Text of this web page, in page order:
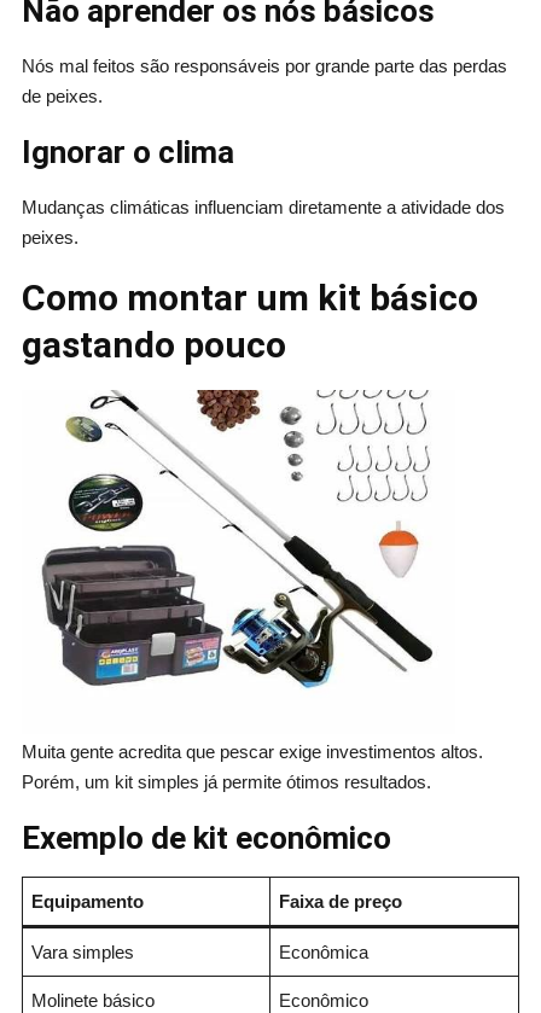
Não aprender os nós básicos
Nós mal feitos são responsáveis por grande parte das perdas
de peixes.
Ignorar o clima
Mudanças climáticas influenciam diretamente a atividade dos
peixes.
Como montar um kit básico
gastando pouco
Muita gente acredita que pescar exige investimentos altos.
Porém, um kit simples já permite ótimos resultados.
Exemplo de kit econômico
Equipamento Faixa de preço
Vara simples Econômica
Molinete básico Econômico